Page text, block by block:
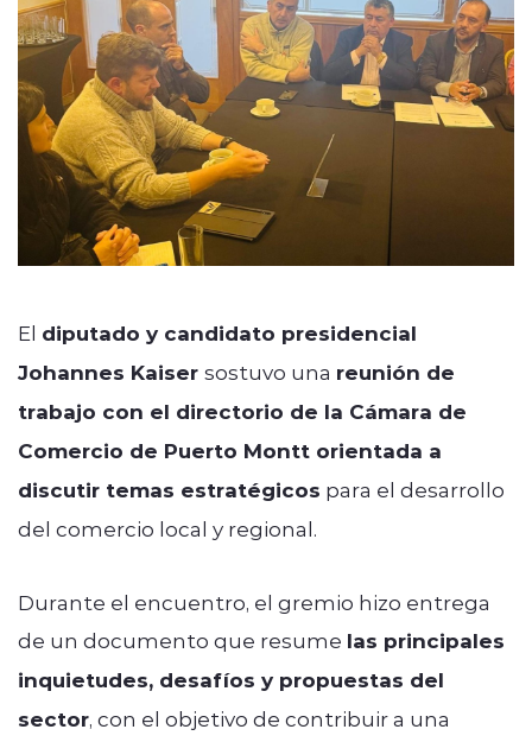
El diputado y candidato presidencial
Johannes Kaiser sostuvo una reunión de
trabajo con el directorio de la Cámara de
Comercio de Puerto Montt orientada a
discutir temas estratégicos para el desarrollo
del comercio local y regional.
Durante el encuentro, el gremio hizo entrega
de un documento que resume las principales
inquietudes, desafíos y propuestas del
sector, con el objetivo de contribuir a una